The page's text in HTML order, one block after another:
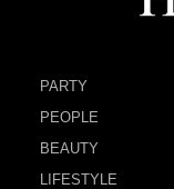
PARTY
PEOPLE
BEAUTY
LIFESTYLE